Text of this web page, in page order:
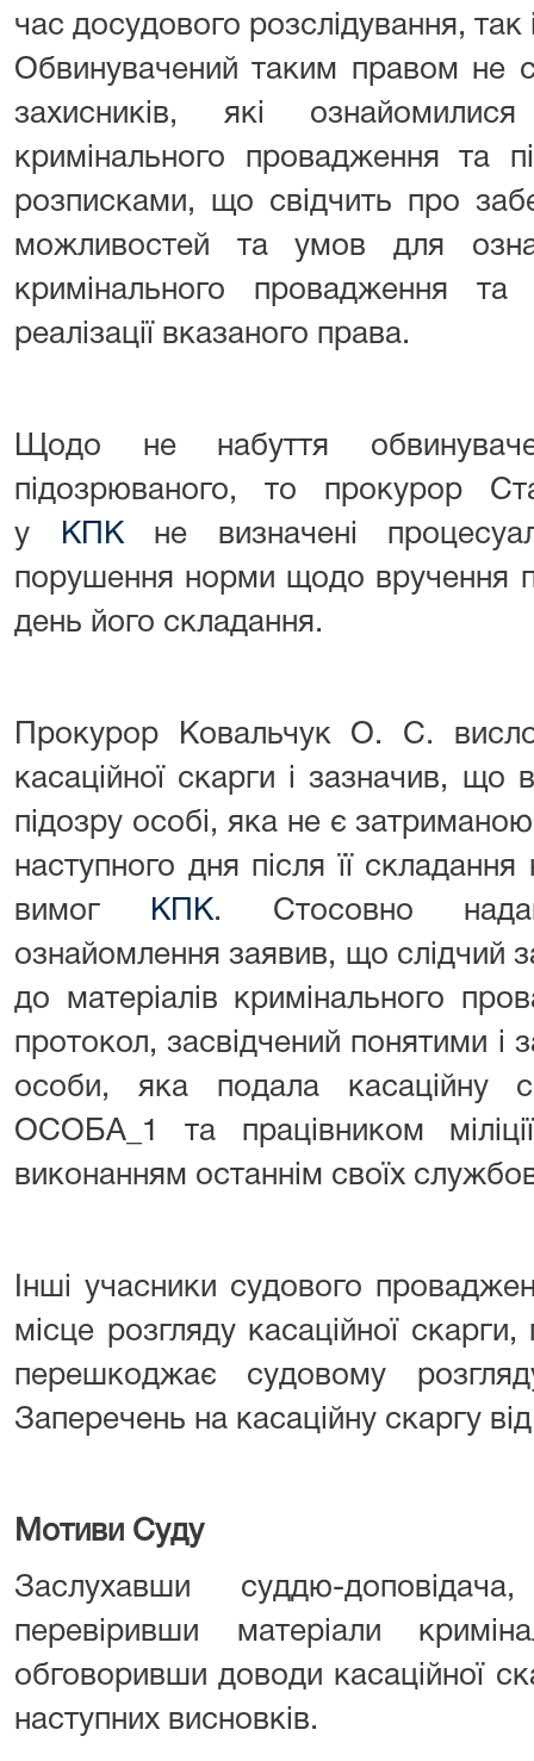
час досудового розслідування, так
Обвинувачений таким правом не
захисників, які
кримінального провадження та
розписками, що свідчить про
можливостей та умов для
кримінального провадження та
реалізації вказаного права.
Щодо не набуття
підозрюваного, то прокурор
у
КПКне визначені
порушення норми щодо вручення
день його складання.
Прокурор Ковальчук О. С.
касаційної скарги і зазначив, що
підозру особі, яка не є
наступного дня після її
вимог
КПК. Стосовно
ознайомлення заявив, що слідчий
до матеріалів кримінального
протокол, засвідчений понятими і
особи, яка подала касаційну
ОСОБА_1 та працівником
виконанням останнім своїх
Інші учасники судового
місце розгляду касаційної
перешкоджає судовому
Заперечень на касаційну скаргу
Мотиви Суду
Заслухавши суддю-
перевіривши матеріали
обговоривши доводи касаційної
наступних висновків.